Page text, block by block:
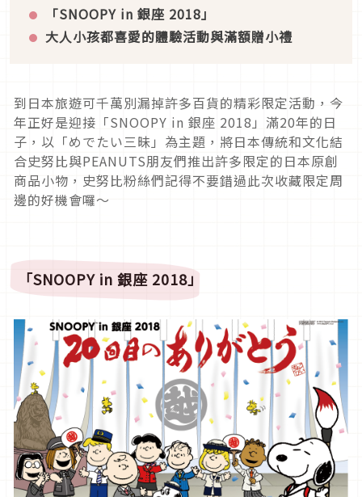
「SNOOPY in 銀座 2018」
大人小孩都喜愛的體驗活動與滿額贈小禮
到日本旅遊可千萬別漏掉許多百貨的精彩限定活動，今
年正好是迎接「SNOOPY in 銀座 2018」滿20年的日
子，以「めでたい三昧」為主題，將日本傳統和文化結
合史努比與PEANUTS朋友們推出許多限定的日本原創
商品小物，史努比粉絲們記得不要錯過此次收藏限定周
邊的好機會囉～
「SNOOPY in 銀座 2018」